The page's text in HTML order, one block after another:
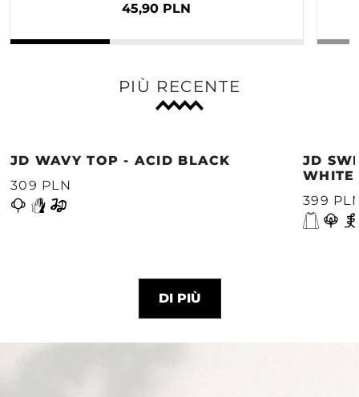
45,90 PLN
PIÙ RECENTE
JD WAVY TOP - ACID BLACK
309 PLN
JD
WHITE
399
DI PIÙ